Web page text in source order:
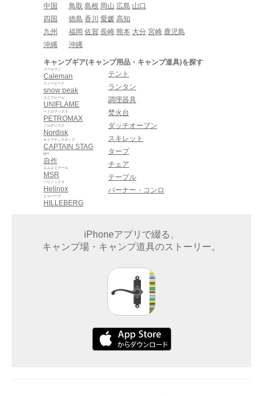
中国
鳥取 島根 岡山 広島 山口
四国
徳島 香川 愛媛 高知
九州
福岡 佐賀 長崎 熊本 大分 宮崎 鹿児島
沖縄
沖縄
キャンプギア(キャンプ用品・キャンプ道具)を探す
Caleman
コールマン
snow peak
スノーピーク
UNIFLAME
ユニフレーム
PETROMAX
ペトロマックス
Nordisk
ノルディスク
CAPTAIN STAG
キャプテンスタッグ
自作
DIY
MSR
エムエスアール
Helinox
ヘリノックス
HILLEBERG
ヒルバーグ
テント
ランタン
調理器具
焚火台
ダッチオーブン
スキレット
タープ
チェア
テーブル
バーナー・コンロ
iPhoneアプリで綴る、
キャンプ場・キャンプ道具のストーリー。